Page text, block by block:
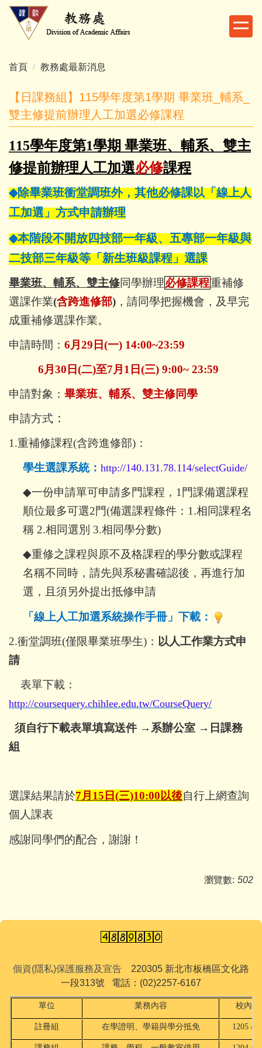
跳
內
首頁 教務處最新消息
【日課務組】115學年度第1學期 畢業班_輔系_
雙主修提前辦理人工加選必修課程
115學年度第1學期 畢業班、輔系、雙主
修提前辦理人工加選必修課程
◆除畢業班衝堂調班外，其他必修課以「線上人
工加選」方式申請辦理
◆本階段不開放四技部一年級、五專部一年級與
二技部三年級等「新生班級課程」選課
畢業班、輔系、雙主修同學辦理必修課程重補修
選課作業(含跨進修部) ，請同學把握機會，及早完
成重補修選課作業。
申請時間： 6月29日(一) 14:00~23:59
6月30日(二)至7月1日(三) 9:00~ 23:59
申請對象： 畢業班、輔系、雙主修同學
申請方式 ：
1.重補修課程(含跨進修部)：
學生選課系統： http://140.131.78.114/selectGuide/
◆一份申請單可申請多門課程，1門課備選課程
順位最多可選2門(備選課程條件：1.相同課程名
稱 2.相同選別 3.相同學分數)
◆重修之課程與原不及格課程的學分數或課程
名稱不同時，請先與系秘書確認後，再進行加
選，且須另外提出抵修申請
「 線上人工加選系統操作手冊」下載：
2.衝堂調班(僅限畢業班學生)： 以人工作業方式申
請
表單下載：
http://coursequery.chihlee.edu.tw/CourseQuery/
須自行下載表單填寫送件 → 系辦公室 → 日課務
組
選課結果請於7月15日(三)10:00以後自行上網查詢
個人課表
感謝同學們的配合，謝謝！
瀏覽數: 502
個資(隱私)保護服務及宣告 220305 新北市板橋區文化路
一段313號 電話：(02)2257-6167
單位 業務內容 校內
註冊組 在學證明、學籍與學分抵免 1205 /